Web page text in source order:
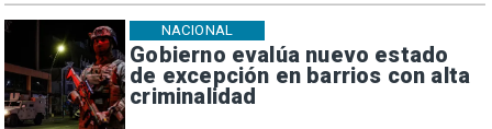
Gobierno evalúa nuevo estado
de excepción en barrios con alta
criminalidad
NACIONAL